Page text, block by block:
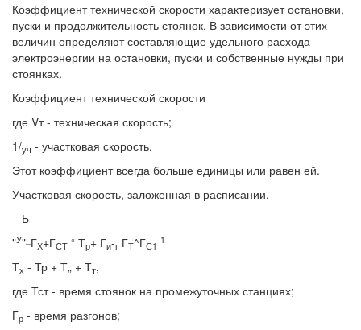
Коэффициент технической скорости характеризует остановки,
пуски и продолжительность стоянок. В зависимости от этих
величин определяют составляющие удельного расхода
электроэнергии на остановки, пуски и собственные нужды при
стоянках.
Коэффициент технической скорости
где Vт - техническая скорость;
1/уч - участковая скорость.
Этот коэффициент всегда больше единицы или равен ей.
Участковая скорость, заложенная в расписании,
_ Ь________
"У" ГХ+ГСТ “ Тр+ Ги-г ГТ^ГС1
1
Тх - Тр + Т„ + Тт,
где Тст - время стоянок на промежуточных станциях;
Гр - время разгонов;